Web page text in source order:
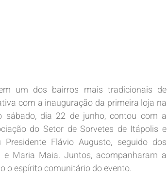
um dos bairros mais tradicionais de
com a inauguração da primeira loja na
sábado, dia 22 de junho, contou com a
do Setor de Sorvetes de Itápolis e
Flávio Augusto, seguido dos
e Maria Maia. Juntos, acompanharam a
o espírito comunitário do evento.